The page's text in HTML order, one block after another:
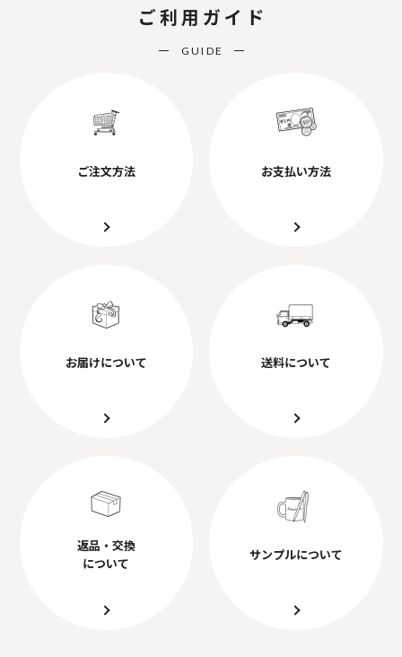
ご利用ガイド
GUIDE
ご注文方法 お支払い方法
お届けについて 送料について
返品・交換
について
サンプルについて